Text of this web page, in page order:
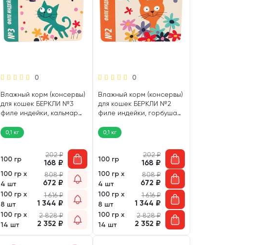
0
Влажный корм (консервы)
для кошек БЕРКЛИ №3
филе индейки, кальмар
0,1 кг
100 гр
202₽
168 ₽
100 гр х
4 шт
808₽
672 ₽
100 гр х
8 шт
1 616₽
1 344 ₽
100 гр х
14 шт
2 828₽
2 352 ₽
0
Влажный корм (консервы)
для кошек БЕРКЛИ №2
филе индейки, горбуша
0,1 кг
100 гр
202₽
168 ₽
100 гр х
4 шт
808₽
672 ₽
100 гр х
8 шт
1 616₽
1 344 ₽
100 гр х
14 шт
2 828₽
2 352 ₽